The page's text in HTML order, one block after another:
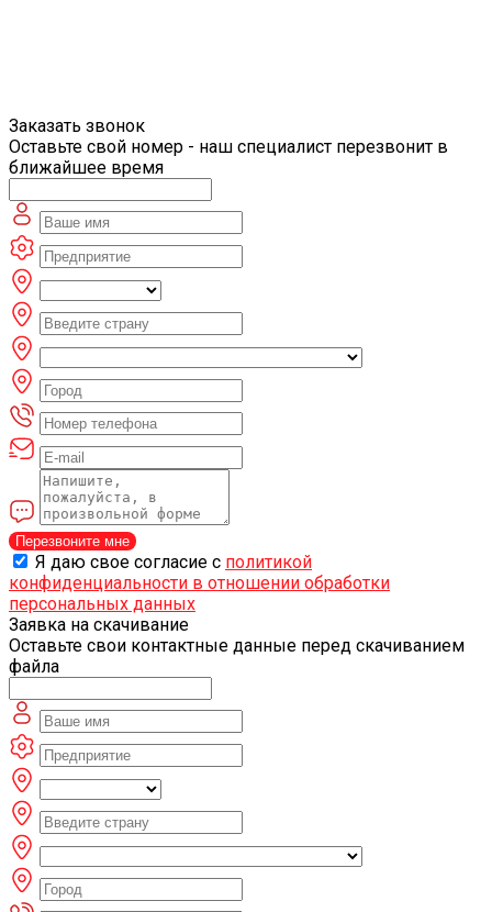
Заказать звонок
Оставьте свой номер - наш специалист перезвонит в
ближайшее время
Перезвоните мне
Я даю свое согласие с политикой
конфиденциальности в отношении обработки
персональных данных
Заявка на скачивание
Оставьте свои контактные данные перед скачиванием
файла